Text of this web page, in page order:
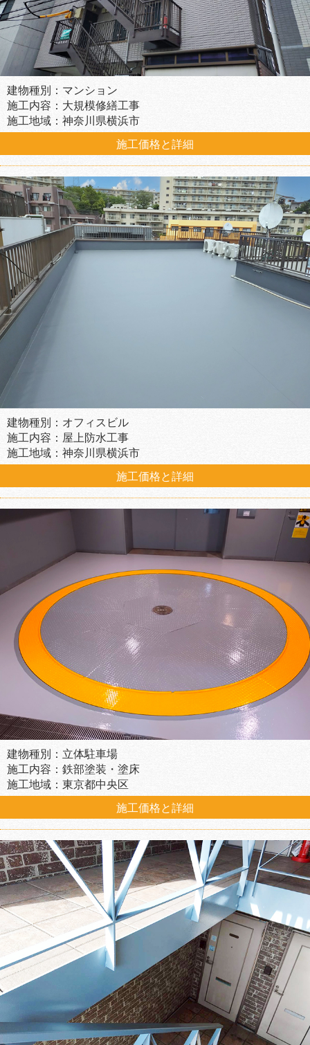
建物種別：マンション
施工内容：大規模修繕工事
施工地域：神奈川県横浜市
施工価格と詳細
建物種別：オフィスビル
施工内容：屋上防水工事
施工地域：神奈川県横浜市
施工価格と詳細
建物種別：立体駐車場
施工内容：鉄部塗装・塗床
施工地域：東京都中央区
施工価格と詳細